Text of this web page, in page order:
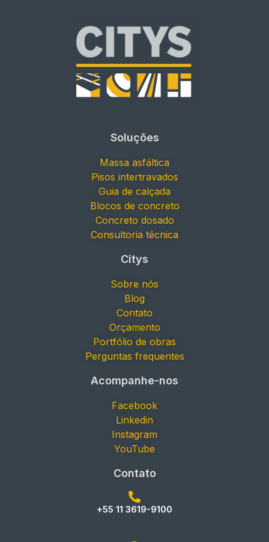
Soluções
Massa asfáltica
Pisos intertravados
Guia de calçada
Blocos de concreto
Concreto dosado
Consultoria técnica
Citys
Sobre nós
Blog
Contato
Orçamento
Portfólio de obras
Perguntas frequentes
Acompanhe-nos
Facebook
Linkedin
Instagram
YouTube
Contato
+55 11 3619-9100